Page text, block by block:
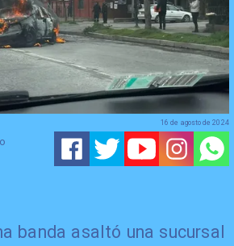
16 de agosto de 2024
banda asaltó una sucursal